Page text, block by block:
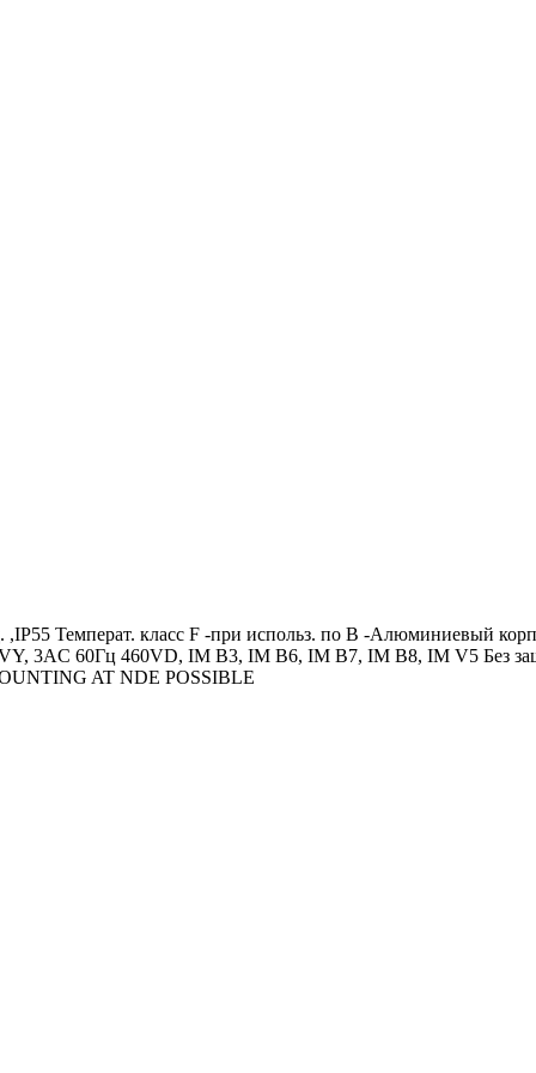
Температ. класс F -при использ. по B -Алюминиевый
3AC 60Гц 460VD, IM B3, IM B6, IM B7, IM B8, IM V5 Без
AT NDE POSSIBLE